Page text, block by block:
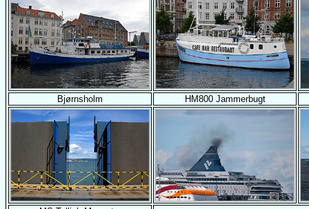
Bjørnsholm HM800 Jammerbugt